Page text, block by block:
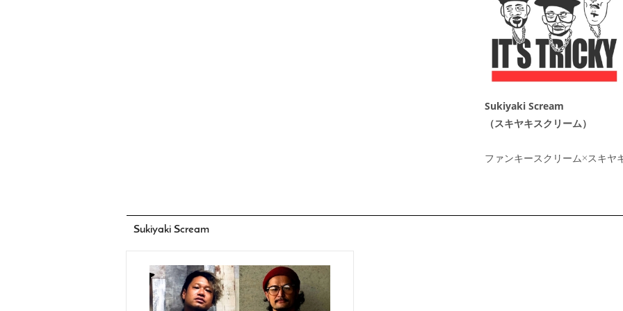
Sukiyaki Scream
（スキヤキスクリーム）
ファンキースクリーム×スキヤ
Sukiyaki Scream